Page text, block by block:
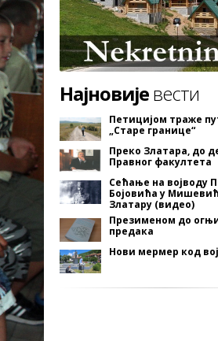
Најновијевести
Петицијом траже
„Старе границе“
Преко Златара, до
Правног факултета
Сећање на војводу
Бојовића у
Златару (видео)
Презименом до
предака
Нови мермер код